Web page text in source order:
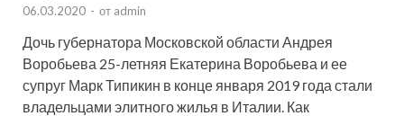
06.03.2020 - от admin
Дочь губернатора Московской области Андрея
Воробьева 25-летняя Екатерина Воробьева и ее
супруг Марк Типикин в конце января 2019 года стали
владельцами элитного жилья в Италии. Как